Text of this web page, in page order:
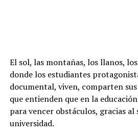
El sol, las montañas, los llanos,
donde los estudiantes
documental, viven, comparten
que entienden que en la
para vencer obstáculos, gracias
universidad.